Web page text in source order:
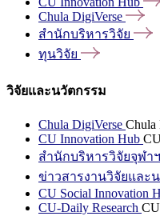
Chula DigiVerse
สำนักบริหารวิจัย
ทุนวิจัย
วิจัยและนวัตกรรม
Chula DigiVerse Chula
CU Innovation Hub
สำนักบริหารวิจัยจุฬา
ข่าวสารงานวิจัยและ
CU Social Innovation
CU-Daily Research